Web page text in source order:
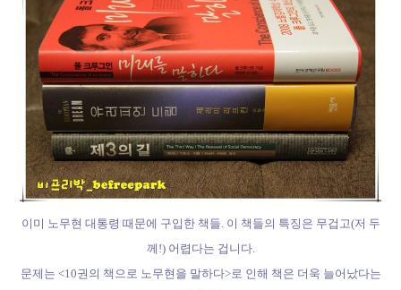
이미 노무현 대통령 때문에 구입한 책들. 이 책들의 특징은 무겁고(저 두
께!) 어렵다는 겁니다.
문제는 <10권의 책으로 노무현을 말하다>로 인해 책은 더욱 늘어났다는